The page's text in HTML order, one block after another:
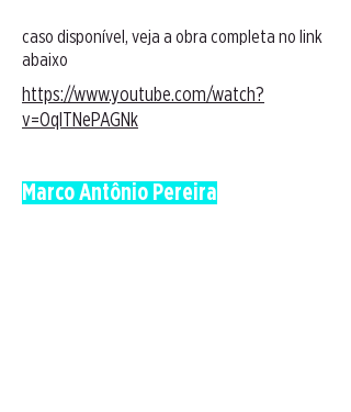
caso disponível, veja a obra completa no link
abaixo
https://www.youtube.com/watch?
v=OqlTNePAGNk
Marco Antônio Pereira